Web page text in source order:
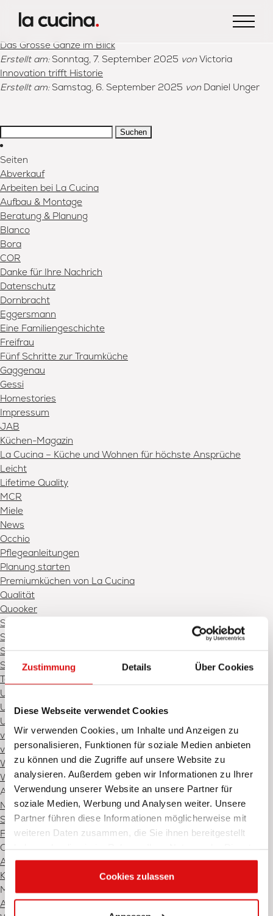
Zustimmung Details Über Cookies
Diese Webseite verwendet Cookies
Wir verwenden Cookies, um Inhalte und Anzeigen zu
personalisieren, Funktionen für soziale Medien anbieten
zu können und die Zugriffe auf unsere Website zu
analysieren. Außerdem geben wir Informationen zu Ihrer
Verwendung unserer Website an unsere Partner für
soziale Medien, Werbung und Analysen weiter. Unsere
Partner führen diese Informationen möglicherweise mit
weiteren Daten zusammen, die Sie ihnen bereitgestellt
gesammelt haben.
Cookies zulassen
Das Grosse Ganze im Blick
Erstellt am:Sonntag, 7. September 2025 von Victoria
Innovation trifft Historie
Erstellt am:Samstag, 6. September 2025 von Daniel Unger
Suchen:
Seiten
Abverkauf
Arbeiten bei La Cucina
Aufbau & Montage
Beratung & Planung
Blanco
Bora
COR
Danke für Ihre Nachrich
Datenschutz
Dornbracht
Eggersmann
Eine Familiengeschichte
Freifrau
Fünf Schritte zur Traumküche
Gaggenau
Gessi
Homestories
Impressum
JAB
Küchen-Magazin
La Cucina – Küche und Wohnen für höchste Ansprüche
Leicht
Lifetime Quality
MCR
Miele
News
Occhio
Pflegeanleitungen
Planung starten
Premiumküchen von La Cucina
Qualität
Quooker
Showroom Schweinfurt
Showroom Würzburg
Siemens
Sub-Zero
Termin vereinbaren
Unser Team
Unsere Partner
Unsere Partner – Wohnen
v-zug
vola
Walter Knoll
Wohnen für höchste Ansprüche
Archives
November 2025
September 2025
Februar 2025
Categories
Allgemein(2)
Küchen
Meta
Anmelden